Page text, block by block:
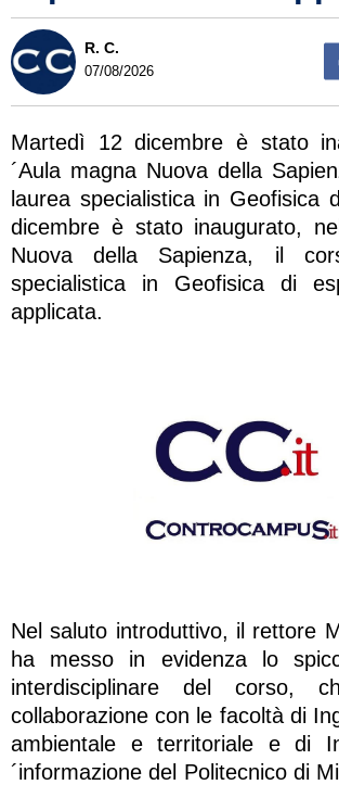
R. C.
07/08/2026
Martedì 12 dicembre è stato
´Aula magna Nuova della
laurea specialistica in Geofisica
dicembre è stato inaugurato,
Nuova della Sapienza, il
specialistica in Geofisica di
applicata.
Nel saluto introduttivo, il rettore
ha messo in evidenza lo
interdisciplinare del corso,
collaborazione con le facoltà di
ambientale e territoriale e di
´informazione del Politecnico di